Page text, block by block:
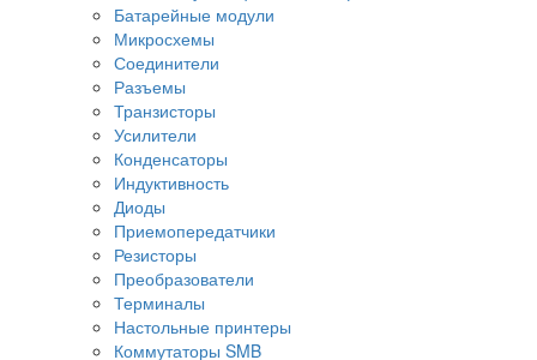
Батарейные модули
Микросхемы
Соединители
Разъемы
Транзисторы
Усилители
Конденсаторы
Индуктивность
Диоды
Приемопередатчики
Резисторы
Преобразователи
Терминалы
Настольные принтеры
Коммутаторы SMB